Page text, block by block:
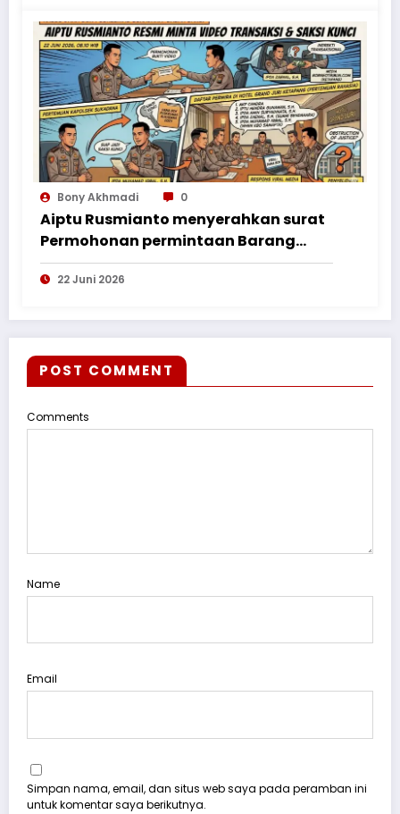
Bony Akhmadi 0
Aiptu Rusmianto menyerahkan surat
Permohonan permintaan Barang
Bukti ke Polres Kayong Utara
22 Juni 2026
POST COMMENT
Comments
Name
Email
Simpan nama, email, dan situs web saya pada peramban ini
untuk komentar saya berikutnya.